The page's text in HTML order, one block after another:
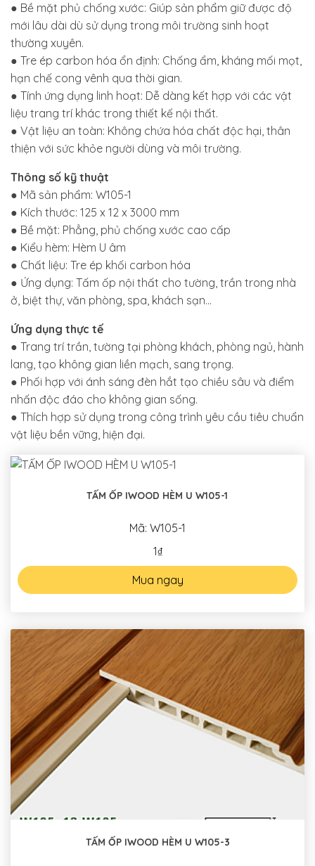
● Bề mặt phủ chống xước: Giúp sản phẩm giữ được độ
mới lâu dài dù sử dụng trong môi trường sinh hoạt
thường xuyên.
● Tre ép carbon hóa ổn định: Chống ẩm, kháng mối mọt,
hạn chế cong vênh qua thời gian.
● Tính ứng dụng linh hoạt: Dễ dàng kết hợp với các vật
liệu trang trí khác trong thiết kế nội thất.
● Vật liệu an toàn: Không chứa hóa chất độc hại, thân
thiện với sức khỏe người dùng và môi trường.
Thông số kỹ thuật
● Mã sản phẩm: W105-1
● Kích thước: 125 x 12 x 3000 mm
● Bề mặt: Phẳng, phủ chống xước cao cấp
● Kiểu hèm: Hèm U âm
● Chất liệu: Tre ép khối carbon hóa
● Ứng dụng: Tấm ốp nội thất cho tường, trần trong nhà
ở, biệt thự, văn phòng, spa, khách sạn...
Ứng dụng thực tế
● Trang trí trần, tường tại phòng khách, phòng ngủ, hành
lang, tạo không gian liền mạch, sang trọng.
● Phối hợp với ánh sáng đèn hắt tạo chiều sâu và điểm
nhấn độc đáo cho không gian sống.
● Thích hợp sử dụng trong công trình yêu cầu tiêu chuẩn
vật liệu bền vững, hiện đại.
TẤM ỐP IWOOD HÈM U W105-1
Mã: W105-1
1₫
Mua ngay
TẤM ỐP IWOOD HÈM U W105-3